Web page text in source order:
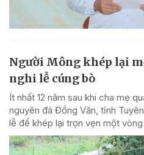
Người Mông khép lại
nghi lễ cúng bò
Ít nhất 12 năm sau khi cha mẹ
nguyên đá Đồng Văn, tỉnh
lễ để khép lại trọn vẹn một